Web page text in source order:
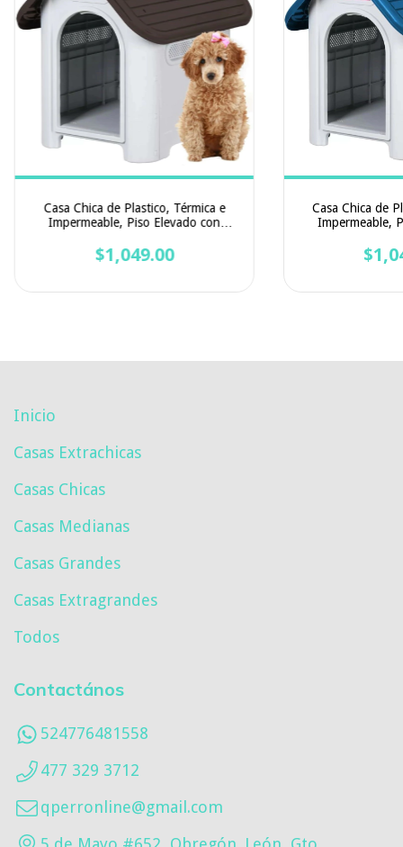
Casa Chica de Plastico, Térmica e
Impermeable, Piso Elevado con
cm
$1,049.00
Casa Chica de
Impermeable,
Inicio
Casas Extrachicas
Casas Chicas
Casas Medianas
Casas Grandes
Casas Extragrandes
Todos
Contactános
524776481558
477 329 3712
qperronline@gmail.com